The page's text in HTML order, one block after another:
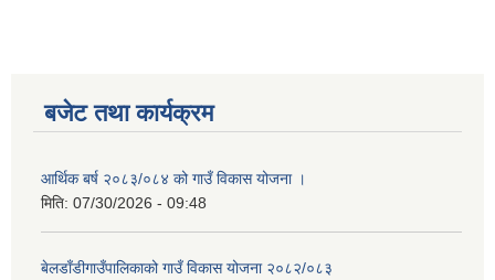
बजेट तथा कार्यक्रम
आर्थिक बर्ष २०८३/०८४ को गाउँ विकास योजना ।
मिति: 07/30/2026 - 09:48
बेलडाँडीगाउँपालिकाको गाउँ विकास योजना २०८२/०८३